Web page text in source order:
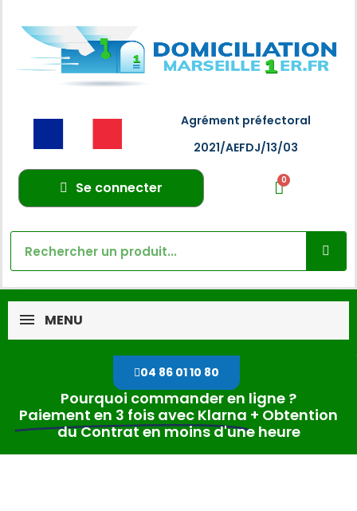
Agrément préfectoral
2021/AEFDJ/13/03
Se connecter
MENU
04 86 01 10 80
Pourquoi commander en ligne ?
Paiement en 3 fois avec Klarna + Obtention
du Contrat en moins d'une heure